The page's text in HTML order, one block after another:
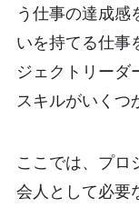
う仕事の達成感
いを持てる仕事
ジェクトリーダ
スキルがいくつ
ここでは、プロ
会人として必要